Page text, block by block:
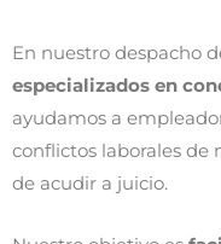
En nuestro despacho
especializados en
ayudamos a
conflictos laborales de
de acudir a juicio.